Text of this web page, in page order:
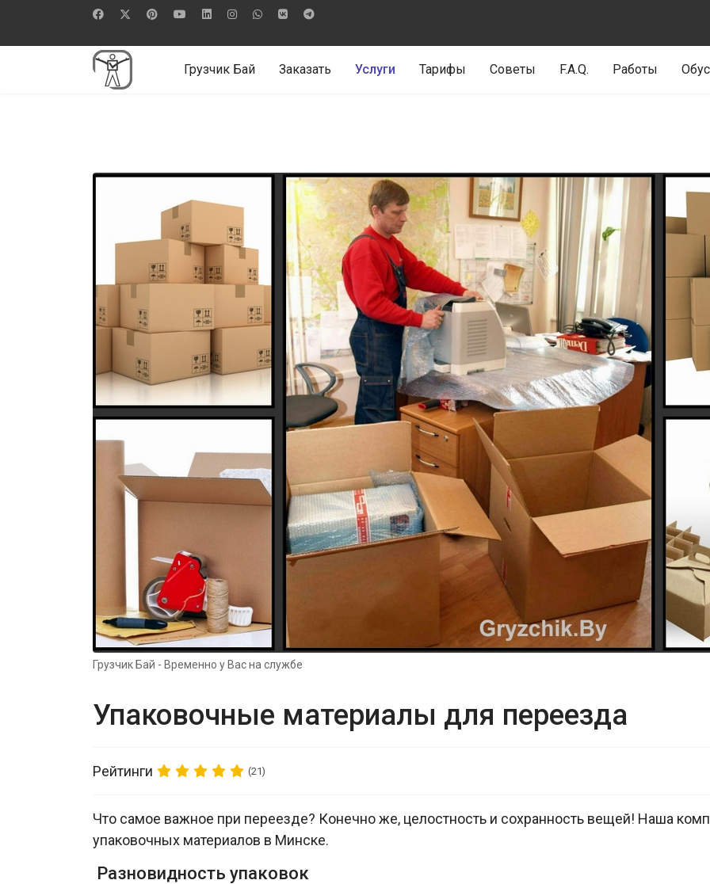
Грузчик Бай Заказать Услуги Тарифы Советы F.A.Q. Работы
Грузчик Бай - Временно у Вас на службе
Упаковочные материалы для переезда
Рейтинги (21)
Что самое важное при переезде? Конечно же, целостность и сохранность вещей! Наша
упаковочных материалов в Минске.
Разновидность упаковок